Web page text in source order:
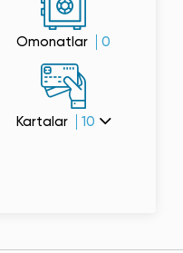
Omonatlar 0
Kartalar 10